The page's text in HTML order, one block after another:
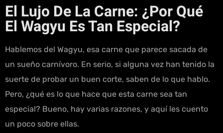
El Lujo De La Carne: ¿Por Qué
El Wagyu Es Tan Especial?
Hablemos del Wagyu, esa carne que parece sacada de
un sueño carnívoro. En serio, si alguna vez han tenido la
suerte de probar un buen corte, saben de lo que hablo.
Pero, ¿qué es lo que hace que esta carne sea tan
especial? Bueno, hay varias razones, y aquí les cuento
un poco sobre ellas.